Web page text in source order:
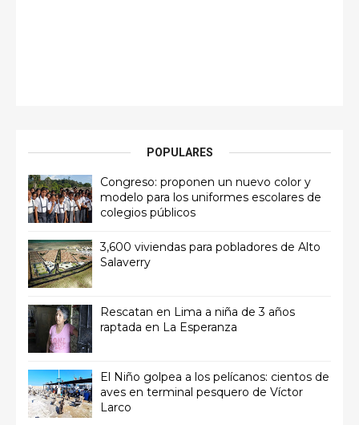
POPULARES
Congreso: proponen un nuevo color y
modelo para los uniformes escolares de
colegios públicos
3,600 viviendas para pobladores de Alto
Salaverry
Rescatan en Lima a niña de 3 años
raptada en La Esperanza
El Niño golpea a los pelícanos: cientos de
aves en terminal pesquero de Víctor
Larco